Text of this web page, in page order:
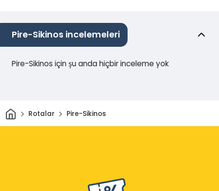
Pire-Sikinos incelemeleri
Pire-Sikinos için şu anda hiçbir inceleme yok
Ev Rotalar Pire-Sikinos